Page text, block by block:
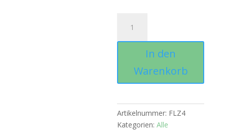
Oberputz
Menge
In den
Warenkorb
Artikelnummer: FLZ4
Kategorien:Alle